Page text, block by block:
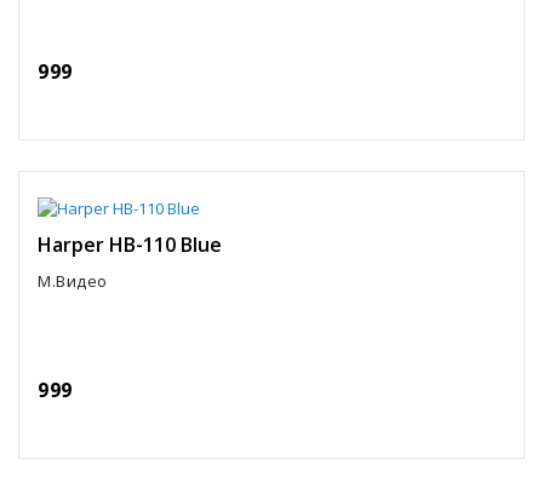
999
Harper HB-110 Blue
М.Видео
999